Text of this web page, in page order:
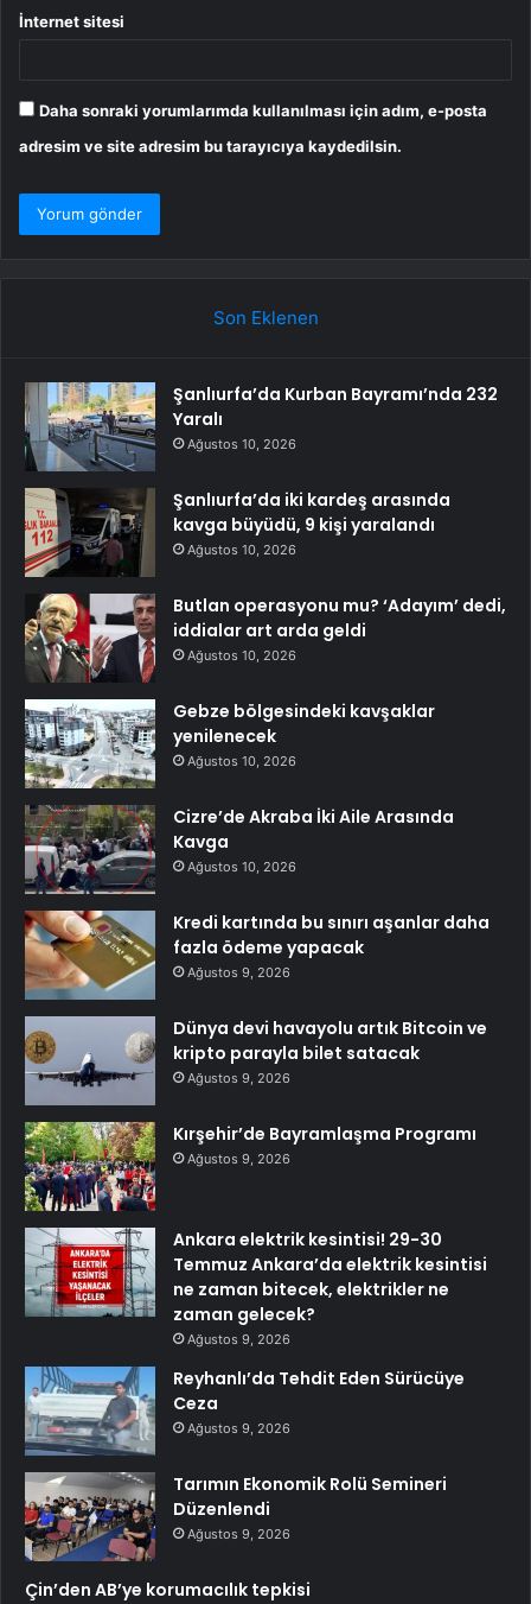
İnternet sitesi
Daha sonraki yorumlarımda kullanılması için adım, e-posta
adresim ve site adresim bu tarayıcıya kaydedilsin.
Son Eklenen
Şanlıurfa’da Kurban Bayramı’nda 232
Yaralı
Ağustos 10, 2026
Şanlıurfa’da iki kardeş arasında
kavga büyüdü, 9 kişi yaralandı
Ağustos 10, 2026
Butlan operasyonu mu? ‘Adayım’ dedi,
iddialar art arda geldi
Ağustos 10, 2026
Gebze bölgesindeki kavşaklar
yenilenecek
Ağustos 10, 2026
Cizre’de Akraba İki Aile Arasında
Kavga
Ağustos 10, 2026
Kredi kartında bu sınırı aşanlar daha
fazla ödeme yapacak
Ağustos 9, 2026
Dünya devi havayolu artık Bitcoin ve
kripto parayla bilet satacak
Ağustos 9, 2026
Kırşehir’de Bayramlaşma Programı
Ağustos 9, 2026
Ankara elektrik kesintisi! 29-30
Temmuz Ankara’da elektrik kesintisi
ne zaman bitecek, elektrikler ne
zaman gelecek?
Ağustos 9, 2026
Reyhanlı’da Tehdit Eden Sürücüye
Ceza
Ağustos 9, 2026
Tarımın Ekonomik Rolü Semineri
Düzenlendi
Ağustos 9, 2026
Çin’den AB’ye korumacılık tepkisi